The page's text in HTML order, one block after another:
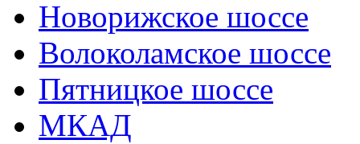
Новорижское шоссе
Волоколамское шоссе
Пятницкое шоссе
МКАД